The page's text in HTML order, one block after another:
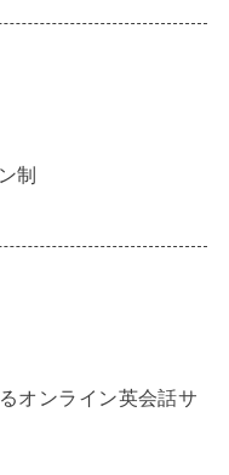
制
オンライン英会話サ